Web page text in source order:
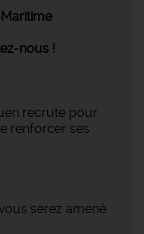
nous !
recrute pour
renforcer ses
serez amené